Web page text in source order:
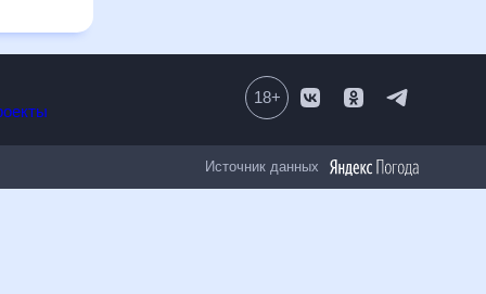
18+
Источник данных